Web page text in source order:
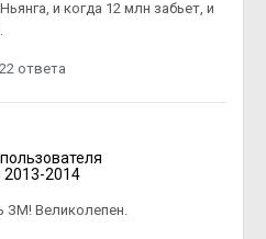
и когда 12 млн забьет, и
ответа
2013-2014
ЗМ! Великолепен.